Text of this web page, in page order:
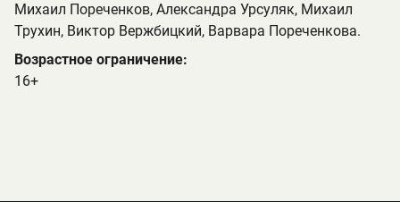
Михаил Пореченков, Александра Урсуляк, Михаил
Трухин, Виктор Вержбицкий, Варвара Пореченкова.
Возрастное ограничение:
16+